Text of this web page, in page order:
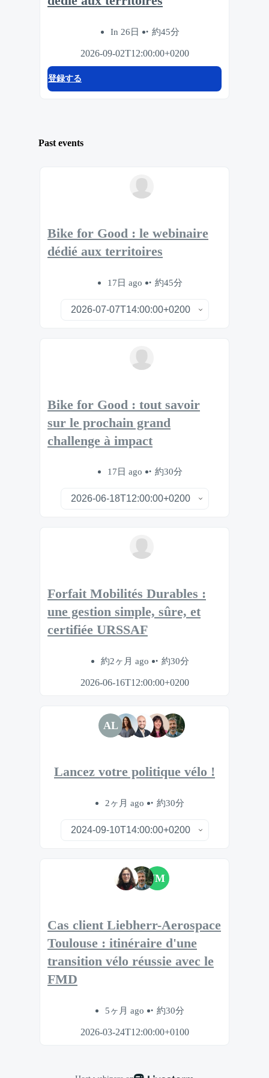
In 26日 約45分
2026-09-02T12:00:00+0200
登録する
Past events
Bike for Good : le webinaire
dédié aux territoires
17日 ago 約45分
Bike for Good : tout savoir
sur le prochain grand
challenge à impact
17日 ago 約30分
Forfait Mobilités Durables :
une gestion simple, sûre, et
certifiée URSSAF
約2ヶ月 ago 約30分
2026-06-16T12:00:00+0200
AL
Lancez votre politique vélo !
2ヶ月 ago 約30分
JM
Cas client Liebherr-Aerospace
Toulouse : itinéraire d'une
transition vélo réussie avec le
FMD
5ヶ月 ago 約30分
2026-03-24T12:00:00+0100